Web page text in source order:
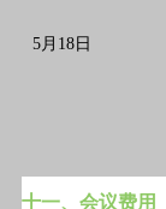
5月18日
十一、会议费用